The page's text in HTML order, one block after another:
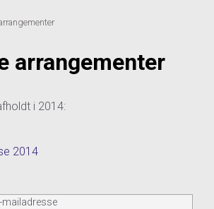
arrangementer
i 2014:
2014
mailadresse